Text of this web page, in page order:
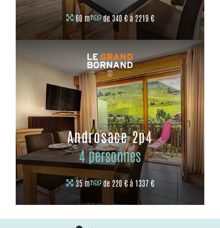
60 m² de 340 € à 2219 €
Androsace 2p4
4 personnes
35 m² de 220 € à 1337 €